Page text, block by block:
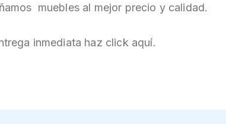
muebles al mejor precio y calidad.
inmediata haz click aquí.